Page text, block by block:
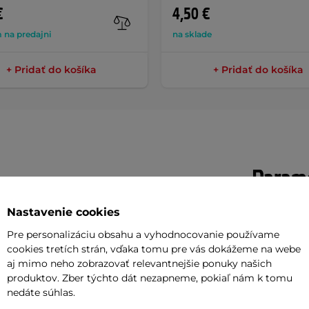
na predajni
+ Pridať do košíka
4,50 €
na sklade
+ Pridať do košíka
celokovová bránka na futbal so
presnosti streľby. Zosilnená
rúrok s priemerom 38 mm so
ktorý zamedzuje korózii.
Materiál siete
Rozmery
Nastavenie cookies
Pre personalizáciu obsahu a vyhodnocovanie používame
cookies tretích strán, vďaka tomu pre vás dokážeme na webe
aj mimo neho zobrazovať relevantnejšie ponuky našich
produktov. Zber týchto dát nezapneme, pokiaľ nám k tomu
nedáte súhlas.